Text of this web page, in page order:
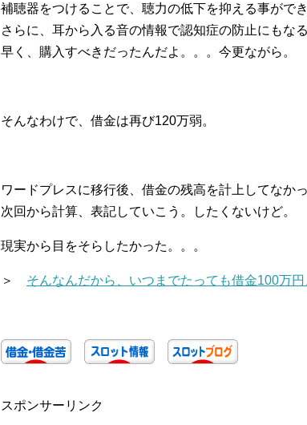
補聴器をつけることで、聴力の低下を抑える事ができ
さらに、耳から入る音の情報で認知症の防止にもなる
早く、購入すべきだったんだよ。。。今更ながら。
そんなわけで、借金は再び120万弱。
ワードプレスに移行後、借金の残高を計上してなかっ
次回から計算、表記していこう。したくないけど。
現実から目をそらしたかった。。。
＞ そんなんだから、いつまでたっても借金100万
スポンサーリンク